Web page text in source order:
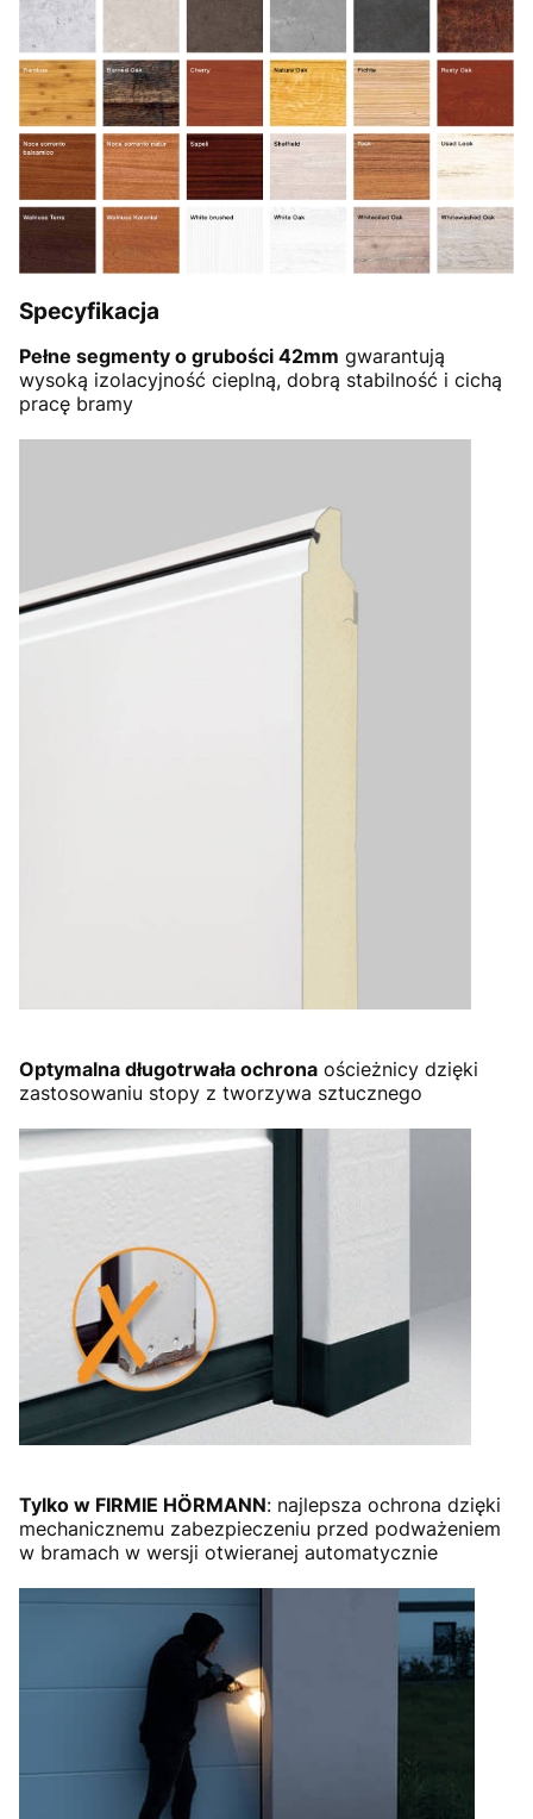
Specyfikacja
Pełne segmenty o grubości 42mm gwarantują
wysoką izolacyjność cieplną, dobrą stabilność i cichą
pracę bramy
Optymalna długotrwała ochrona ościeżnicy dzięki
zastosowaniu stopy z tworzywa sztucznego
Tylko w FIRMIE HÖRMANN: najlepsza ochrona dzięki
mechanicznemu zabezpieczeniu przed podważeniem
w bramach w wersji otwieranej automatycznie